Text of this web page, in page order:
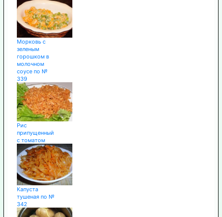
Морковь с
зеленым
горошком в
молочном
соусе по №
339
Рис
припущенный
с томатом
Капуста
тушеная по №
342